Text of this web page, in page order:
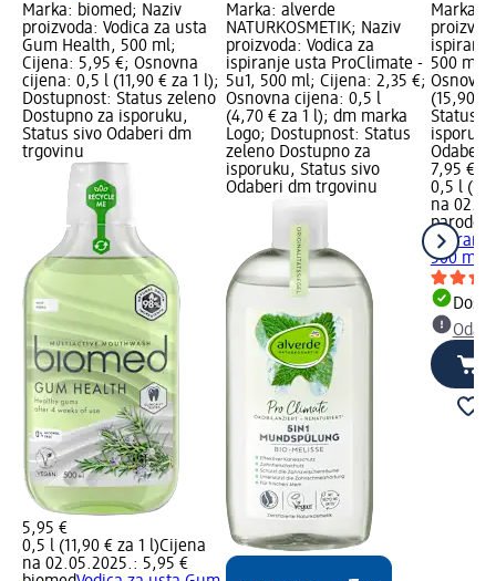
Marka: biomed; Naziv
proizvoda: Vodica za usta
Gum Health, 500 ml;
Cijena: 5,95 €; Osnovna
cijena: 0,5 l (11,90 € za 1 l);
Dostupnost: Status zeleno
Dostupno za isporuku,
Status sivo Odaberi dm
trgovinu
5,95 €
0,5 l (11,90 € za 1 l)Cijena
na 02.05.2025.: 5,95 €
Marka: alverde
NATURKOSMETIK; Naziv
proizvoda: Vodica za
ispiranje usta ProClimate -
5u1, 500 ml; Cijena: 2,35 €;
Osnovna cijena: 0,5 l
(4,70 € za 1 l); dm marka
Logo; Dostupnost: Status
zeleno Dostupno za
isporuku, Status sivo
Odaberi dm trgovinu
Marka:
500 ml;
(15,90 €
Status
Odaberi
7,95 €
0,5 l
na
500 ml